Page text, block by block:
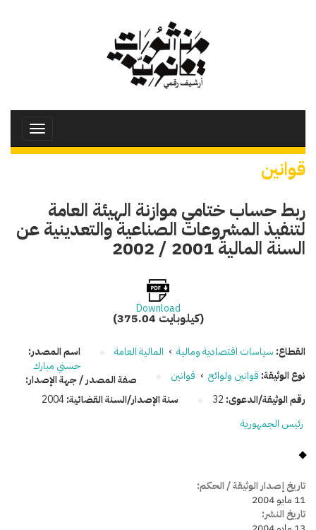
Toggle
قوانين
ربط حساب ختامي موازنة الهيئة العامة
لتنفيذ المشروعات الصناعية والتعدينية عن
السنة المالية 2001 / 2002
Download
(375.04 كيلوبايت)
القطاع: سياسات اقتصادية ومالية › المالية العامة
نوع الوثيقة: قوانين ولوائح › قوانين
رقم الوثيقة/الدعوى: 32 سنة الإصدار/السنة القضائية:2004
اسم المصدر:
حسني مبارك
صفة المصدر / جهة الإصدار:
رئيس الجمهورية
تاريخ إصدار الوثيقة / الحكم:
11 مايو 2004
تاريخ النشر: